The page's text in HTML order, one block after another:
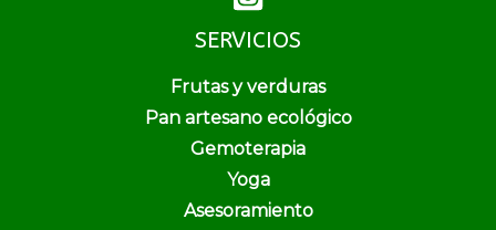
SERVICIOS
Frutas y verduras
Pan artesano ecológico
Gemoterapia
Yoga
Asesoramiento